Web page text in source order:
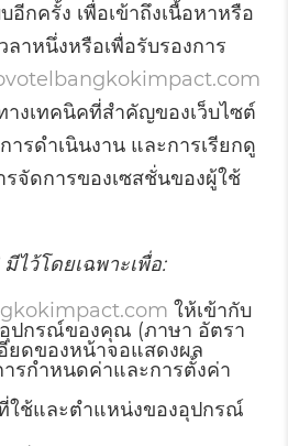
กครั้ง เพื่อเข้าถึงเนื้อหาหรือ
ลาหนึ่งหรือเพื่อรับรองการ
งเทคนิคที่สำคัญของเว็บไซต์
ารดำเนินงาน และการเรียกดู
จัดการของเซสชั่นของผู้ใช้
ว้โดยเฉพาะเพื่อ:
ให้เข้ากับ
ปกรณ์ของคุณ (ภาษา อัตรา
ยดของหน้าจอแสดงผล
รกำหนดค่าและการตั้งค่า
ช้และตำแหน่งของอุปกรณ์